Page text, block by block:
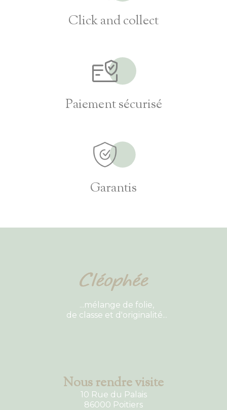
Click and collect
Paiement sécurisé
Garantis
...mélange de folie,
de classe et d'originalité...
Nous rendre visite
10 Rue du Palais
86000 Poitiers